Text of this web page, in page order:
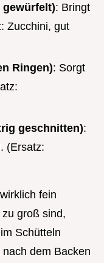
gewürfelt): Bringt
Zucchini, gut
Ringen): Sorgt
geschnitten):
(Ersatz:
fein
groß sind,
Schütteln
dem Backen